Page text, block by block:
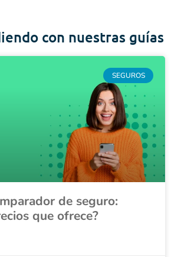
con nuestras guías
SEGUROS
de seguro:
que ofrece?